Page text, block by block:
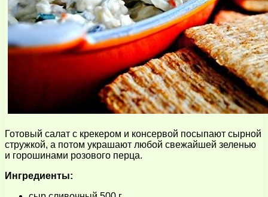
Готовый салат с крекером и консервой посыпают сырной
стружкой, а потом украшают любой свежайшей зеленью
и горошинами розового перца.
Ингредиенты: